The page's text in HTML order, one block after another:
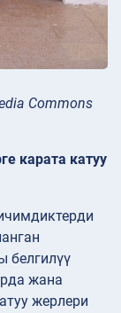
Commons
карата катуу
белгилүү
жана
жерлери